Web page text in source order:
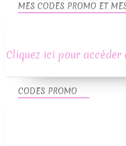
CODES PROMO
MES CODES PROMO ET
Cliquez ici pour accéder